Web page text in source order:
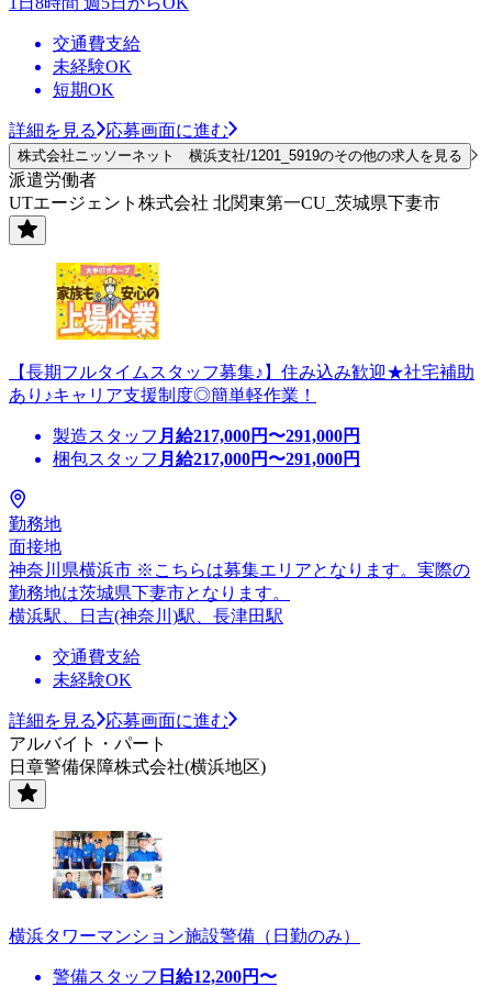
交通費支給
未経験OK
短期OK
詳細を見る 応募画面に進む
株式会社ニッソーネット 横浜支社/1201_5919のその他の求人を見る
派遣労働者
UTエージェント株式会社 北関東第一CU_茨城県下妻市
【長期フルタイムスタッフ募集♪】住み込み歓迎★社宅補助
あり♪キャリア支援制度◎簡単軽作業！
製造スタッフ 月給217,000円〜291,000円
梱包スタッフ 月給217,000円〜291,000円
勤務地
面接地
神奈川県横浜市 ※こちらは募集エリアとなります。実際の
勤務地は茨城県下妻市となります。
横浜駅、日吉(神奈川)駅、長津田駅
交通費支給
未経験OK
詳細を見る
応募画面に進む
アルバイト・パート
日章警備保障株式会社(横浜地区)
横浜タワーマンション施設警備（日勤のみ）
警備スタッフ 日給12,200円〜